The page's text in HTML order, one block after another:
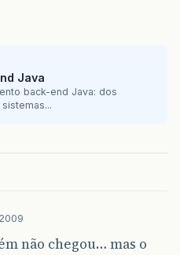
Java
back-end Java: dos
não chegou… mas o